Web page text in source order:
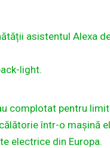
asistentul Alexa
light.
complotat pentru
într-o mașină
electrice din Europa.